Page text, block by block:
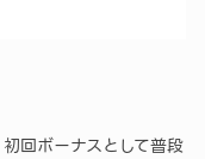
回ボーナスとして普段